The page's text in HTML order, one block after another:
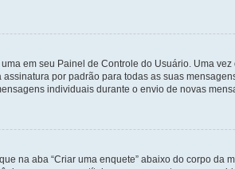
em seu Painel de Controle do Usuário. Uma
por padrão para todas as suas
individuais durante o envio de novas
na aba “Criar uma enquete” abaixo do corpo da